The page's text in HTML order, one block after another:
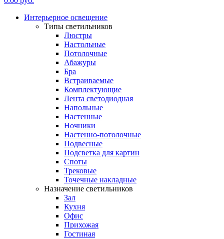
Интерьерное освещение
Типы светильников
Люстры
Настольные
Потолочные
Абажуры
Бра
Встраиваемые
Комплектующие
Лента светодиодная
Напольные
Настенные
Ночники
Настенно-потолочные
Подвесные
Подсветка для картин
Споты
Трековые
Точечные накладные
Назначение светильников
Зал
Кухня
Офис
Прихожая
Гостиная